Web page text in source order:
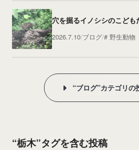
穴を掘るイノシシのこども
2026.7.10 ブログ 野生動物
“ブログ”カテゴリの
“栃木”タグを含む投稿